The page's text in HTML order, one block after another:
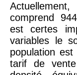
comprend
est certes
variables le
population
tarif de